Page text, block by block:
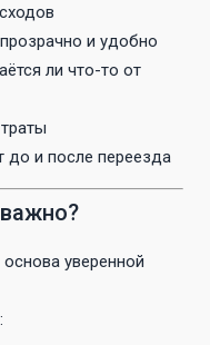
и удобно
ли что-то от
и после переезда
уверенной